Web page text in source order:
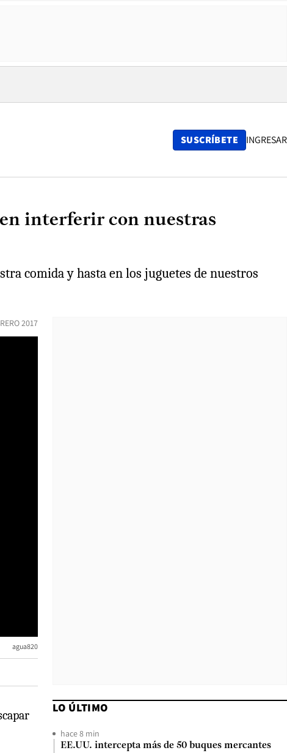
SUSCRÍBETE INGRESAR
interferir con nuestras
comida y hasta en los juguetes de nuestros
2017
agua820
LO ÚLTIMO
hace 8 min
EE.UU. intercepta más de 50 buques mercantes